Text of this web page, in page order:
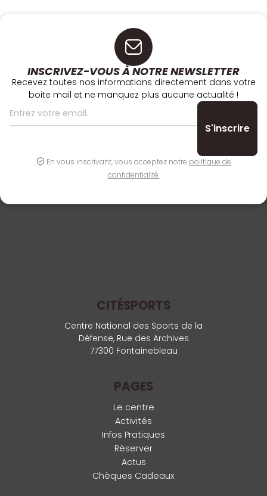
INSCRIVEZ-VOUS À NOTRE NEWSLETTER
Recevez toutes nos informations directement dans votre
boite mail et ne manquez plus aucune actualité !
En vous inscrivant, vous acceptez notre politique de
confidentialité.
CITÉSPORTS
Centre National des Sports de la
Défense, Rue des Archives
77300 Fontainebleau
PAGES
Le centre
Activités
Infos Pratiques
Réserver
Actus
Chèques Cadeaux